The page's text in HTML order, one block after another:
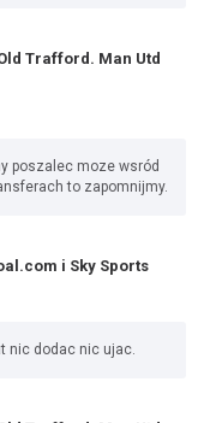
Trafford. Man Utd
poszalec moze wsród
to zapomnijmy.
i Sky Sports
nic dodac nic ujac.